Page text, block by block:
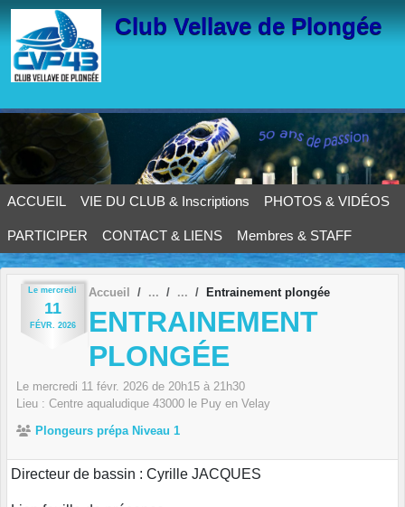
Club Vellave de Plongée
ACCUEIL VIE DU CLUB & Inscriptions PHOTOS & VIDÉOS
PARTICIPER CONTACT & LIENS Membres & STAFF
Le mercredi
11
FÉVR. 2026
Accueil Entrainement plongée
ENTRAINEMENT
PLONGÉE
Le mercredi 11 févr. 2026 de 20h15 à 21h30
Lieu : Centre aqualudique 43000 le Puy en Velay
Plongeurs prépa Niveau 1
Directeur de bassin : Cyrille JACQUES
Panneau de gestion des cookies